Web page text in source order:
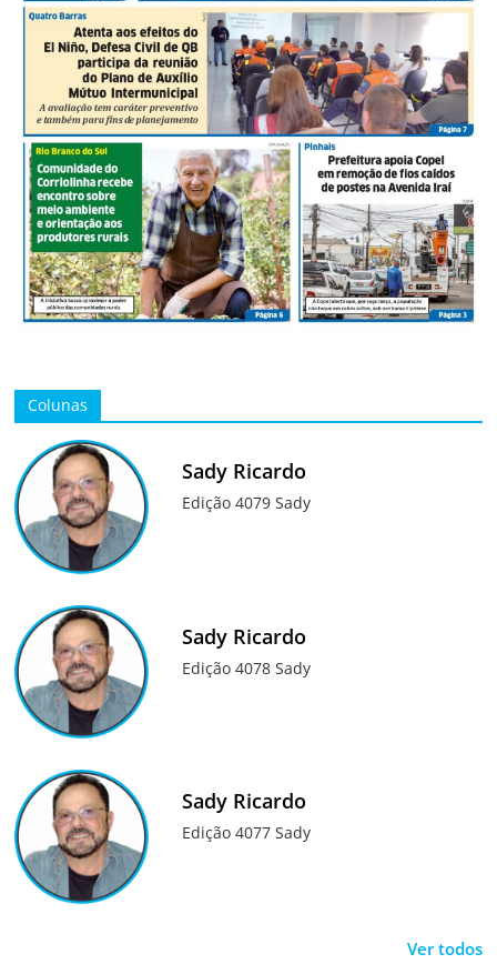
Colunas
Sady Ricardo
Edição 4079 Sady
Sady Ricardo
Edição 4078 Sady
Sady Ricardo
Edição 4077 Sady
Ver todos